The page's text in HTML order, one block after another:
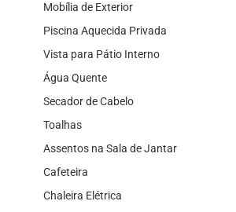
Mobília de Exterior
Piscina Aquecida Privada
Vista para Pátio Interno
Água Quente
Secador de Cabelo
Toalhas
Assentos na Sala de Jantar
Cafeteira
Chaleira Elétrica